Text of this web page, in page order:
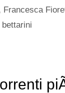
Francesca